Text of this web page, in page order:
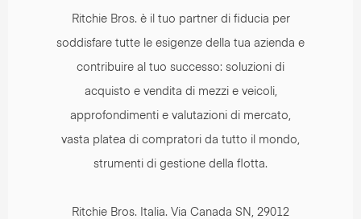
Ritchie Bros. è il tuo partner di fiducia per
soddisfare tutte le esigenze della tua azienda e
contribuire al tuo successo: soluzioni di
acquisto e vendita di mezzi e veicoli,
approfondimenti e valutazioni di mercato,
vasta platea di compratori da tutto il mondo,
strumenti di gestione della flotta.
Ritchie Bros. Italia. Via Canada SN, 29012